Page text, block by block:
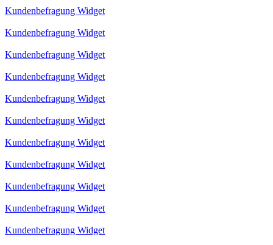
Kundenbefragung Widget
Kundenbefragung Widget
Kundenbefragung Widget
Kundenbefragung Widget
Kundenbefragung Widget
Kundenbefragung Widget
Kundenbefragung Widget
Kundenbefragung Widget
Kundenbefragung Widget
Kundenbefragung Widget
Kundenbefragung Widget